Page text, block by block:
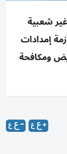
شعبية
إمدادات
ومكافحة